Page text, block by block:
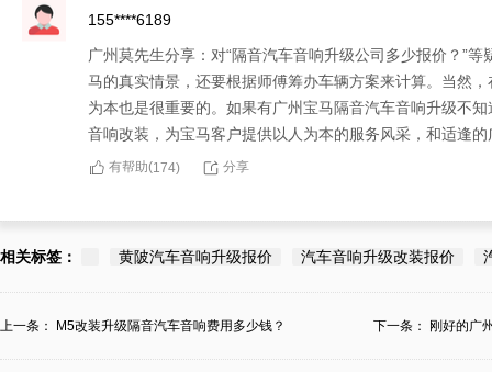
155****6189
广州莫先生分享：对“隔音汽车音响升级公司多少报价？”
马的真实情景，还要根据师傅筹办车辆方案来计算。当然
为本也是很重要的。如果有广州宝马隔音汽车音响升级不
音响改装，为宝马客户提供以人为本的服务风采，和适逢
有帮助(174) 分享
相关标签： 黄陂汽车音响升级报价 汽车音响升级改装报价
上一条： M5改装升级隔音汽车音响费用多少钱？ 下一条： 刚好的广